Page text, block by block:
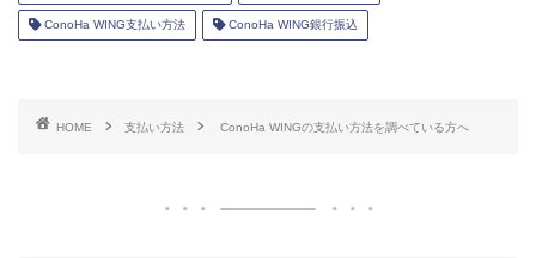
ConoHa WING支払い方法 ConoHa WING銀行振込
HOME 支払い方法 ConoHa WINGの支払い方法を調べている方へ